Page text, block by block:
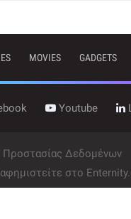
MOVIES GADGETS
Youtube
Προστασίας Δεδομένων
στο